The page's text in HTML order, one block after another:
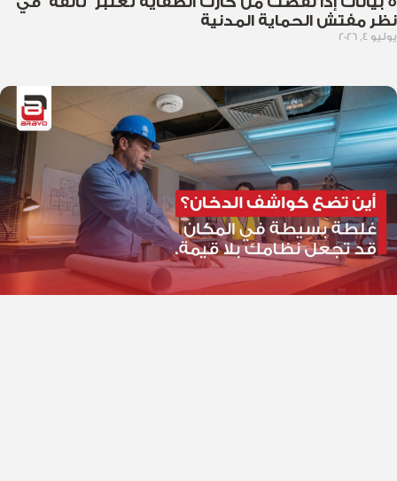
نظر مفتش الحماية المدنية
يوليو 4, 2026